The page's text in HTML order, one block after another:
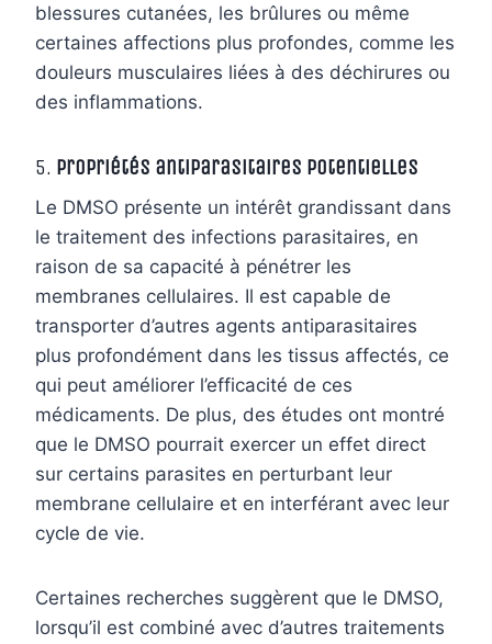
blessures cutanées, les brûlures ou même
certaines affections plus profondes, comme les
douleurs musculaires liées à des déchirures ou
des inflammations.
5. Propriétés antiparasitaires potentielles
Le DMSO présente un intérêt grandissant dans
le traitement des infections parasitaires, en
raison de sa capacité à pénétrer les
membranes cellulaires. Il est capable de
transporter d’autres agents antiparasitaires
plus profondément dans les tissus affectés, ce
qui peut améliorer l’efficacité de ces
médicaments. De plus, des études ont montré
que le DMSO pourrait exercer un effet direct
sur certains parasites en perturbant leur
membrane cellulaire et en interférant avec leur
cycle de vie.
Certaines recherches suggèrent que le DMSO,
lorsqu’il est combiné avec d’autres traitements